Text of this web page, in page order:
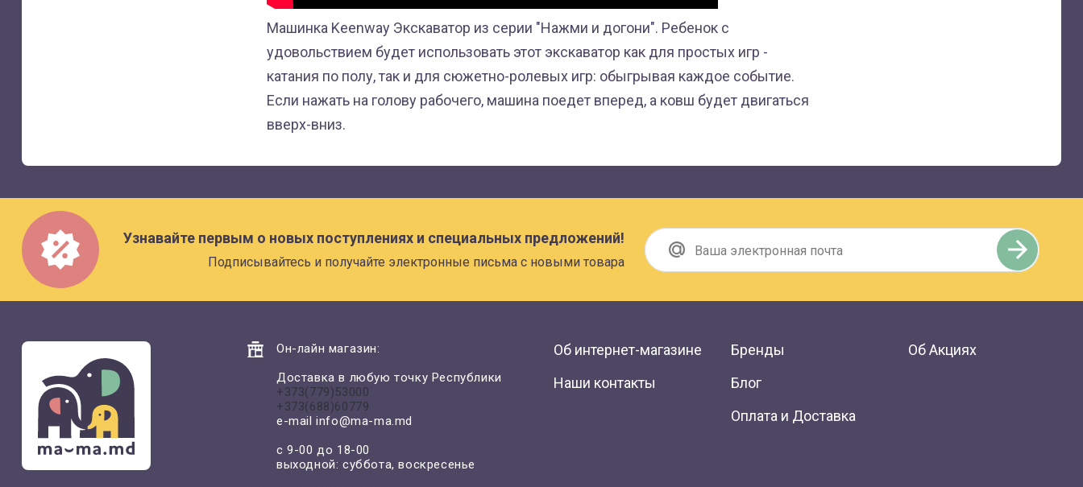
Машинка Keenway Экскаватор из серии "Нажми и догони". Ребенок с
удовольствием будет использовать этот экскаватор как для простых игр -
катания по полу, так и для сюжетно-ролевых игр: обыгрывая каждое событие.
Если нажать на голову рабочего, машина поедет вперед, а ковш будет двигаться
вверх-вниз.
Узнавайте первым о новых поступлениях и специальных предложений!
Подписывайтесь и получайте электронные письма с новыми товара
Он-лайн магазин:
Доставка в любую точку Республики
+373(779)53000
+373(688)60779
e-mailinfo@ma-ma.md
с 9-00 до 18-00
выходной: суббота, воскресенье
Об интернет-магазине
Наши контакты
Бренды
Блог
Оплата и Доставка
Об Акциях